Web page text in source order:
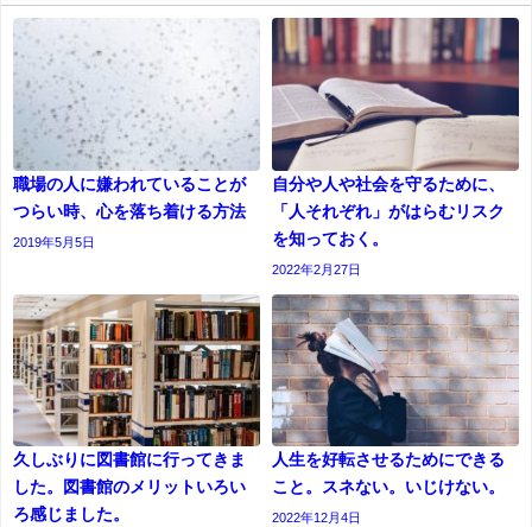
職場の人に嫌われていることが
つらい時、心を落ち着ける方法
2019年5月5日
自分や人や社会を守るために、
「人それぞれ」がはらむリスク
を知っておく。
2022年2月27日
久しぶりに図書館に行ってきま
した。図書館のメリットいろい
ろ感じました。
人生を好転させるためにできる
こと。スネない。いじけない。
2022年12月4日